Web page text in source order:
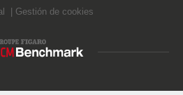
Gestión de cookies